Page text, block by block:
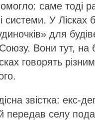
саме тоді
системи. У Лісках
для
Союзу. Вони тут, на
говорять
звістка: екс-
передав селу